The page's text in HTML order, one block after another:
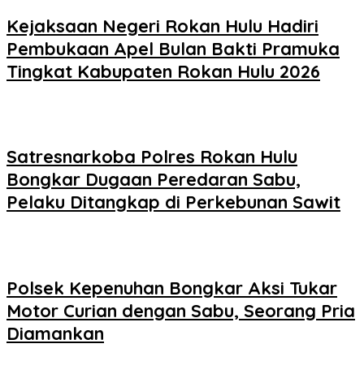
Kejaksaan Negeri Rokan Hulu Hadiri
Pembukaan Apel Bulan Bakti Pramuka
Tingkat Kabupaten Rokan Hulu 2026
Satresnarkoba Polres Rokan Hulu
Bongkar Dugaan Peredaran Sabu,
Pelaku Ditangkap di Perkebunan Sawit
Polsek Kepenuhan Bongkar Aksi Tukar
Motor Curian dengan Sabu, Seorang Pria
Diamankan